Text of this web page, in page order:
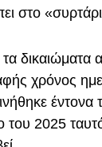
στο
τα
χρόνος
έντονα
του 2025